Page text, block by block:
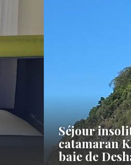
Séjour
catamaran
baie de